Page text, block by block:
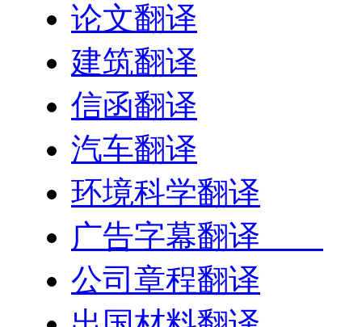
论文翻译
建筑翻译
信函翻译
汽车翻译
环境科学翻译
广告字幕翻译
公司章程翻译